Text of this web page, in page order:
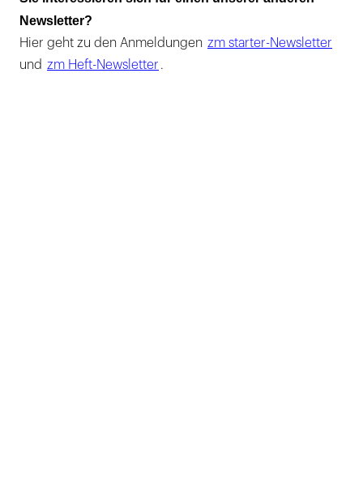
Newsletter?
Hier geht zu den Anmeldungen zm starter-Newsletter
und zm Heft-Newsletter .